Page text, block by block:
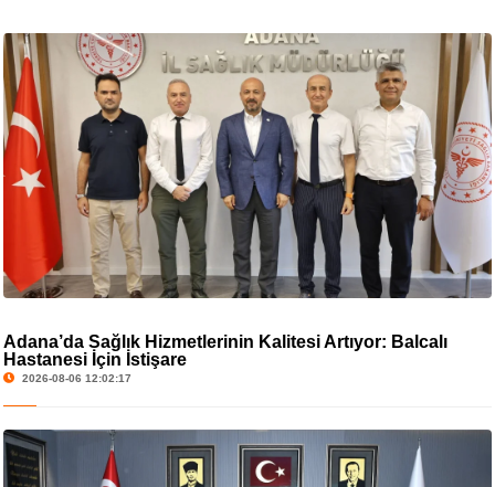
Adana’da Sağlık Hizmetlerinin Kalitesi Artıyor: Balcalı
Hastanesi İçin İstişare
2026-08-06 12:02:17